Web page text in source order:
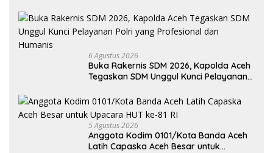
6 Agustus 2026
Buka Rakernis SDM 2026, Kapolda Aceh
Tegaskan SDM Unggul Kunci Pelayanan
5 Agustus 2026
Anggota Kodim 0101/Kota Banda Aceh
Latih Capaska Aceh Besar untuk